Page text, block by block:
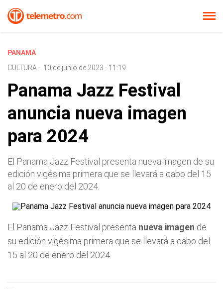
PANAMÁ
CULTURA - 10 de junio de 2023 - 11:19
Panama Jazz Festival
anuncia nueva imagen
para 2024
El Panama Jazz Festival presenta nueva imagen de su
edición vigésima primera que se llevará a cabo del 15
al 20 de enero del 2024.
El Panama Jazz Festival presenta nueva imagen de
su edición vigésima primera que se llevará a cabo del
15 al 20 de enero del 2024.